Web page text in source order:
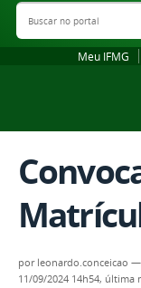
Buscar no portal
Meu IFMG
por leonardo.conceicao —
11/09/2024 14h54, última